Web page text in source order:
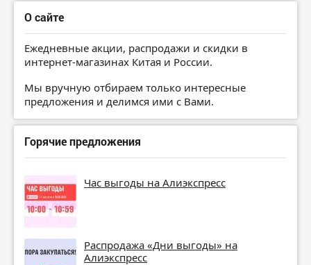
О сайте
Ежедневные акции, распродажи и скидки в
интернет-магазинах Китая и России.
Мы вручную отбираем только интересные
предложения и делимся ими с Вами.
Горячие предложения
Час выгоды на Алиэкспресс
Распродажа «Дни выгоды» на
Алиэкспресс